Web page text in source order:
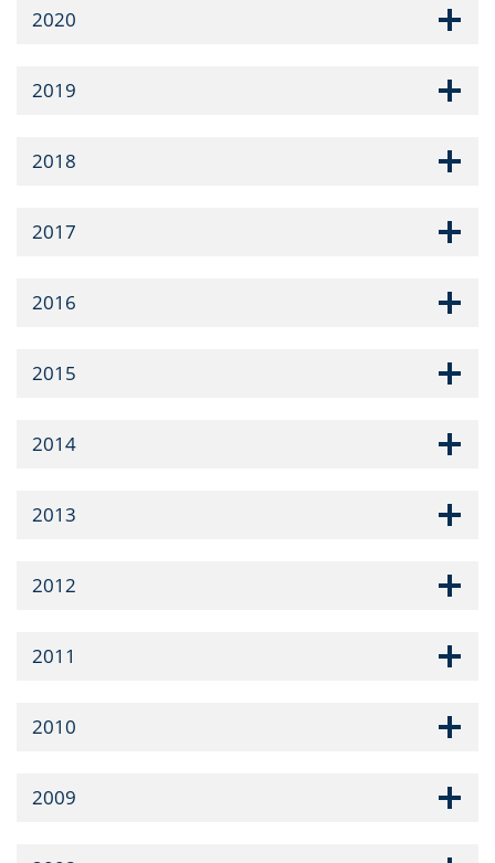
2020
2019
2018
2017
2016
2015
2014
2013
2012
2011
2010
2009